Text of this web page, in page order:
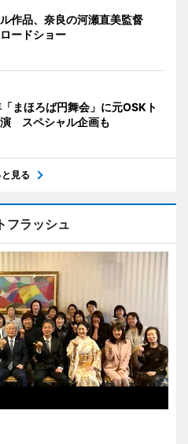
作品、奈良の河瀬直美監督
ードショー
まほろば円舞会」に元OSKト
演 スペシャル企画も
と見る
フラッシュ